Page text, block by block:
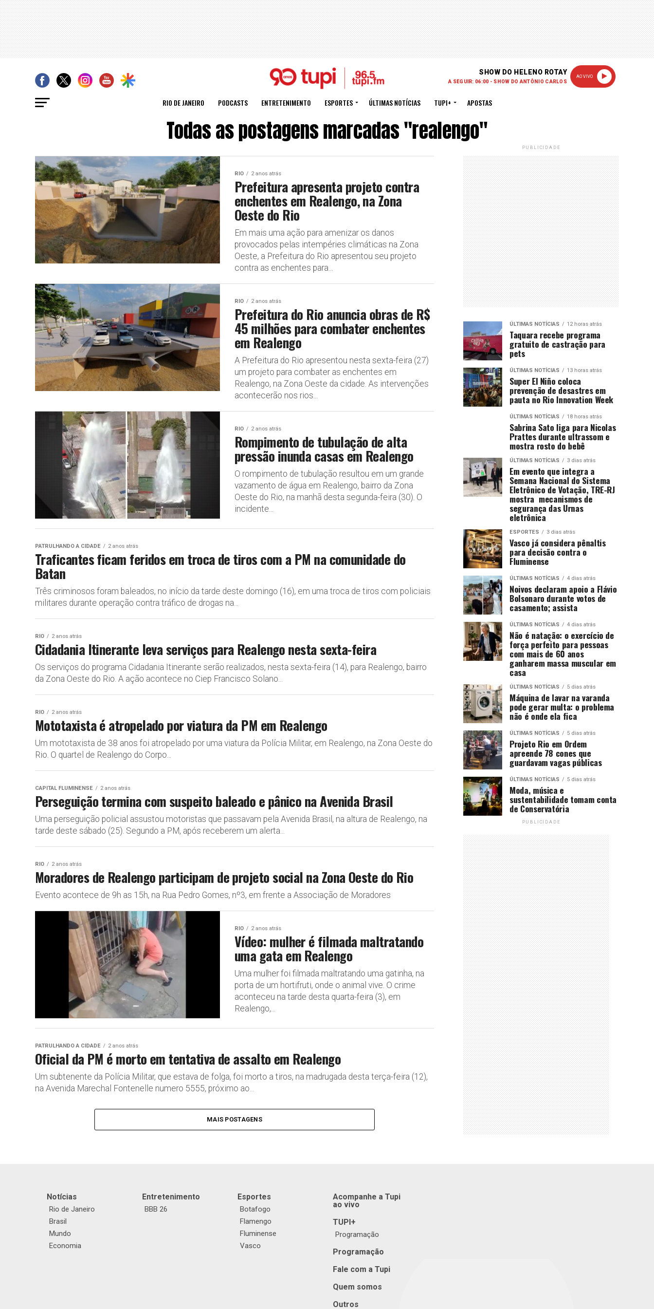
SHOW DO HELENO ROTAY
A SEGUIR: 06:00 - SHOW DO ANTÔNIO CARLOS
AO VIVO
RIO DE JANEIRO PODCASTS ENTRETENIMENTO ESPORTES ÚLTIMAS NOTÍCIAS TUPI+ APOSTAS
Todas as postagens marcadas "realengo"
RIO 2 anos atrás
Prefeitura apresenta projeto contra
enchentes em Realengo, na Zona
Oeste do Rio
Em mais uma ação para amenizar os danos
provocados pelas intempéries climáticas na Zona
Oeste, a Prefeitura do Rio apresentou seu projeto
contra as enchentes para...
RIO 2 anos atrás
Prefeitura do Rio anuncia obras de R$
45 milhões para combater enchentes
em Realengo
A Prefeitura do Rio apresentou nesta sexta-feira (27)
um projeto para combater as enchentes em
Realengo, na Zona Oeste da cidade. As intervenções
acontecerão nos rios...
RIO 2 anos atrás
Rompimento de tubulação de alta
pressão inunda casas em Realengo
O rompimento de tubulação resultou em um grande
vazamento de água em Realengo, bairro da Zona
Oeste do Rio, na manhã desta segunda-feira (30). O
incidente...
PATRULHANDO A CIDADE 2 anos atrás
Traficantes ficam feridos em troca de tiros com a PM na comunidade do
Batan
Três criminosos foram baleados, no início da tarde deste domingo (16), em uma troca de tiros com policiais
militares durante operação contra tráfico de drogas na...
RIO 2 anos atrás
Cidadania Itinerante leva serviços para Realengo nesta sexta-feira
Os serviços do programa Cidadania Itinerante serão realizados, nesta sexta-feira (14), para Realengo, bairro
da Zona Oeste do Rio. A ação acontece no Ciep Francisco Solano...
RIO 2 anos atrás
Mototaxista é atropelado por viatura da PM em Realengo
Um mototaxista de 38 anos foi atropelado por uma viatura da Polícia Militar, em Realengo, na Zona Oeste do
Rio. O quartel de Realengo do Corpo...
CAPITAL FLUMINENSE 2 anos atrás
Perseguição termina com suspeito baleado e pânico na Avenida Brasil
Uma perseguição policial assustou motoristas que passavam pela Avenida Brasil, na altura de Realengo, na
tarde deste sábado (25). Segundo a PM, após receberem um alerta...
RIO 2 anos atrás
Moradores de Realengo participam de projeto social na Zona Oeste do Rio
Evento acontece de 9h as 15h, na Rua Pedro Gomes, nº3, em frente a Associação de Moradores
RIO 2 anos atrás
Vídeo: mulher é filmada maltratando
uma gata em Realengo
Uma mulher foi filmada maltratando uma gatinha, na
porta de um hortifruti, onde o animal vive. O crime
aconteceu na tarde desta quarta-feira (3), em
Realengo,...
PATRULHANDO A CIDADE 2 anos atrás
Oficial da PM é morto em tentativa de assalto em Realengo
Um subtenente da Polícia Militar, que estava de folga, foi morto a tiros, na madrugada desta terça-feira (12),
na Avenida Marechal Fontenelle numero 5555, próximo ao...
MAIS POSTAGENS
PUBLICIDADE
ÚLTIMAS NOTÍCIAS 12 horas atrás
Taquara recebe programa
gratuito de castração para
pets
ÚLTIMAS NOTÍCIAS 13 horas atrás
Super El Niño coloca
prevenção de desastres em
pauta no Rio Innovation Week
ÚLTIMAS NOTÍCIAS 18 horas atrás
Sabrina Sato liga para Nicolas
Prattes durante ultrassom e
mostra rosto do bebê
ÚLTIMAS NOTÍCIAS 3 dias atrás
Em evento que integra a
Semana Nacional do Sistema
Eletrônico de Votação, TRE-RJ
mostra mecanismos de
segurança das Urnas
eletrônica
ESPORTES 3 dias atrás
Vasco já considera pênaltis
para decisão contra o
Fluminense
ÚLTIMAS NOTÍCIAS 4 dias atrás
Noivos declaram apoio a Flávio
Bolsonaro durante votos de
casamento; assista
ÚLTIMAS NOTÍCIAS 4 dias atrás
Não é natação: o exercício de
força perfeito para pessoas
com mais de 60 anos
ganharem massa muscular em
casa
ÚLTIMAS NOTÍCIAS 5 dias atrás
Máquina de lavar na varanda
pode gerar multa: o problema
não é onde ela fica
ÚLTIMAS NOTÍCIAS 5 dias atrás
Projeto Rio em Ordem
apreende 78 cones que
guardavam vagas públicas
ÚLTIMAS NOTÍCIAS 5 dias atrás
Moda, música e
sustentabilidade tomam conta
de Conservatória
PUBLICIDADE
Notícias
Rio de Janeiro
Brasil
Mundo
Economia
Entretenimento
BBB 26
Esportes
Botafogo
Flamengo
Fluminense
Vasco
Acompanhe a Tupi
ao vivo
TUPI+
Programação
Programação
Fale com a Tupi
Quem somos
Outros